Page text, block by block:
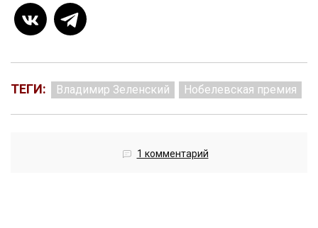
ТЕГИ: Владимир Зеленский Нобелевская премия
1 комментарий